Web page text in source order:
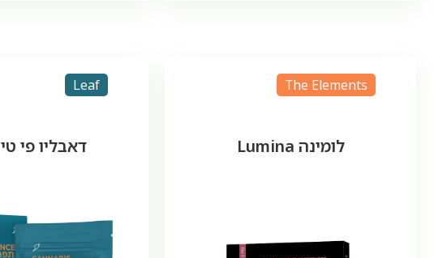
The Elements
לומינה Lumina
Leaf
דאבליו פי טי WPT